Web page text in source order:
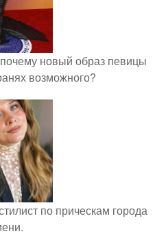
новый образ певицы
возможного?
по прическам города